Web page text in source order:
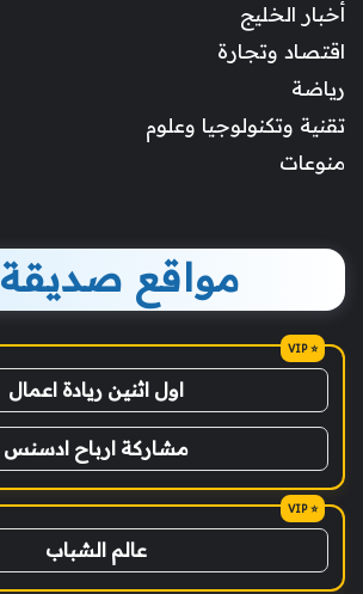
أخبار الخليج
اقتصاد وتجارة
رياضة
تقنية وتكنولوجيا وعلوم
منوعات
مواقع صديقة
اول اثنين ريادة اعمال
مشاركة ارباح ادسنس
عالم الشباب